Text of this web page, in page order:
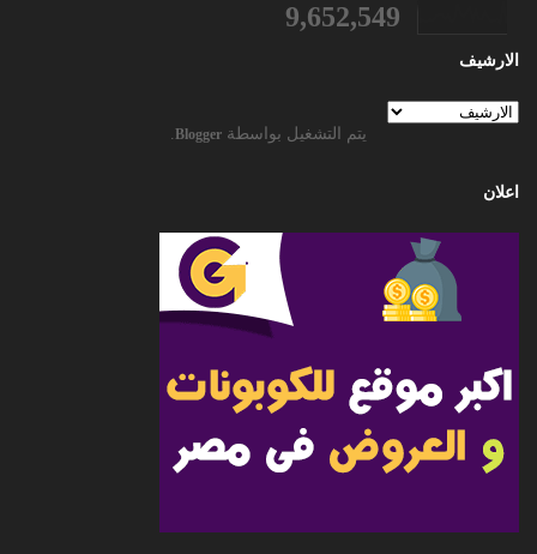
9,652,549
الارشيف
يتم التشغيل بواسطة Blogger
اعلان